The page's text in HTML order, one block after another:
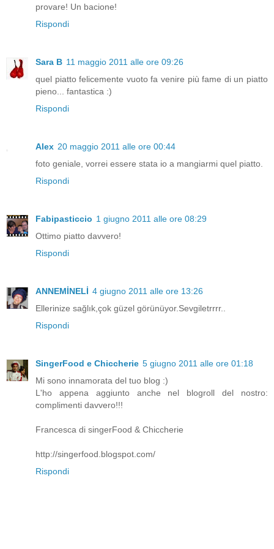
provare! Un bacione!
Rispondi
Sara B 11 maggio 2011 alle ore 09:26
quel piatto felicemente vuoto fa venire più fame di un piatto
pieno... fantastica :)
Rispondi
Alex 20 maggio 2011 alle ore 00:44
foto geniale, vorrei essere stata io a mangiarmi quel piatto.
Rispondi
Fabipasticcio 1 giugno 2011 alle ore 08:29
Ottimo piatto davvero!
Rispondi
ANNEMİNELİ 4 giugno 2011 alle ore 13:26
Ellerinize sağlık,çok güzel görünüyor.Sevgiletrrrr..
Rispondi
SingerFood e Chiccherie 5 giugno 2011 alle ore 01:18
Mi sono innamorata del tuo blog :)
L'ho appena aggiunto anche nel blogroll del nostro:
complimenti davvero!!!
Francesca di singerFood & Chiccherie
http://singerfood.blogspot.com/
Rispondi